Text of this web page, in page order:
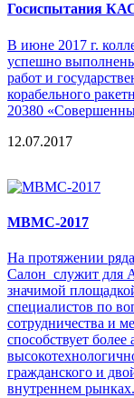
Госиспытания
В июне 2017 г.
успешно
работ и
корабельного
20380
12.07.2017
МВМС-2017
На протяжении
Салон служит для
значимой
специалистов по
сотрудничества и
способствует
гражданского и
внутреннем рынках.